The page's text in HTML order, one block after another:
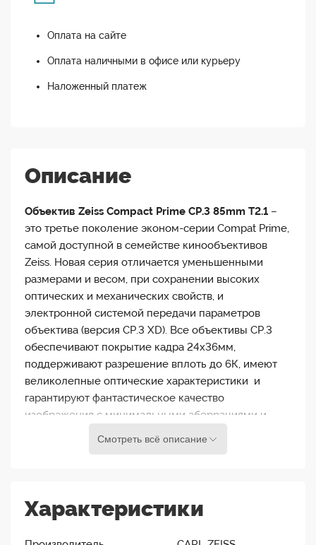
Оплата на сайте
Оплата наличными в офисе или курьеру
Наложенный платеж
Описание
Объектив Zeiss Compact Prime CP.3 85mm T2.1 –
это третье поколение эконом-серии Compat Prime,
самой доступной в семействе кинообъективов
Zeiss. Новая серия отличается уменьшенными
размерами и весом, при сохранении высоких
оптических и механических свойств, и
электронной системой передачи параметров
объектива (версия CP.3 XD). Все объективы CP.3
обеспечивают покрытие кадра 24х36мм,
поддерживают разрешение вплоть до 6К, имеют
великолепные оптические характеристики и
гарантируют фантастическое качество
изображения с минимальными аберрациями и
Compact Prime CP.3 85mm T2.1
Смотреть всё описание
Характеристики